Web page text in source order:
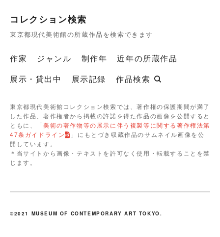
コレクション検索
東京都現代美術館の所蔵作品を検索できます
作家 ジャンル 制作年
近年の所蔵作品
展示・貸出中
展示記録 作品検索
東京都現代美術館コレクション検索では、著作権の保護期間が満了
した作品、著作権者から掲載の許諾を得た作品の画像を公開すると
ともに、「美術の著作物等の展示に伴う複製等に関する著作権法第
47条ガイドライン
」にもとづき収蔵作品のサムネイル画像を公
開しています。
＊当サイトから画像・テキストを許可なく使用・転載することを禁
じます。
©2021 MUSEUM OF CONTEMPORARY ART TOKYO.